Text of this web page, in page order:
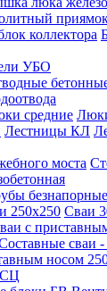
коллектора
УБО
средние
Лестницы КЛ
моста
безнапорные
250х250 Сваи
с
сваи
носом